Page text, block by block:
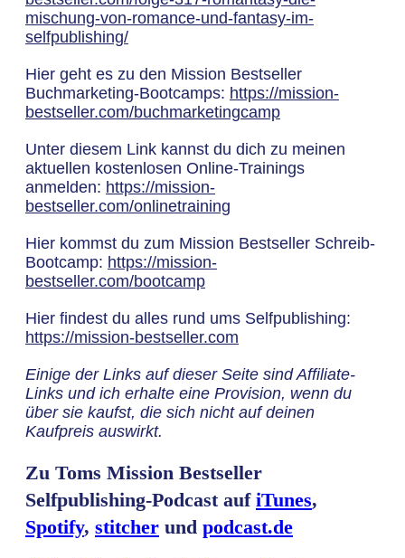
mischung-von-romance-und-fantasy-im-
selfpublishing/
Hier geht es zu den Mission Bestseller
Buchmarketing-Bootcamps: https://mission-
bestseller.com/buchmarketingcamp
Unter diesem Link kannst du dich zu meinen
aktuellen kostenlosen Online-Trainings
anmelden: https://mission-
bestseller.com/onlinetraining
Hier kommst du zum Mission Bestseller Schreib-
Bootcamp: https://mission-
bestseller.com/bootcamp
Hier findest du alles rund ums Selfpublishing:
https://mission-bestseller.com
Einige der Links auf dieser Seite sind Affiliate-
Links und ich erhalte eine Provision, wenn du
über sie kaufst, die sich nicht auf deinen
Kaufpreis auswirkt.
Zu Toms Mission Bestseller
Selfpublishing-Podcast auf iTunes,
Spotify, stitcher und podcast.de